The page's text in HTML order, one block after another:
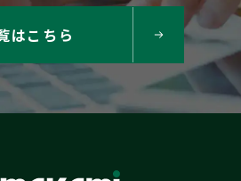
はこちら